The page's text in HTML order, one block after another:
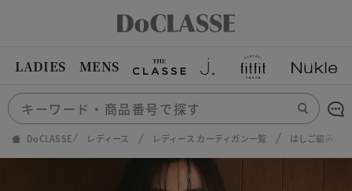
LADIES MENS
DoCLASSE レディース レディース カーディガン一覧 はしご編み・